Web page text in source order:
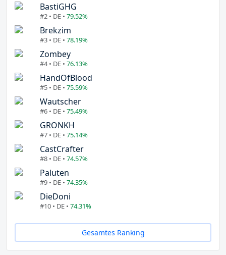
BastiGHG
#2 • DE • 79.52%
Brekzim
#3 • DE • 78.19%
Zombey
#4 • DE • 76.13%
HandOfBlood
#5 • DE • 75.59%
Wautscher
#6 • DE • 75.49%
GRONKH
#7 • DE • 75.14%
CastCrafter
#8 • DE • 74.57%
Paluten
#9 • DE • 74.35%
DieDoni
#10 • DE • 74.31%
Gesamtes Ranking